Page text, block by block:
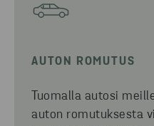
AUTON ROMUTUS
Tuomalla autosi
auton romutuksesta